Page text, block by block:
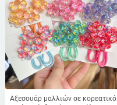
Αξεσουάρ μαλλιών σε κορεατικό